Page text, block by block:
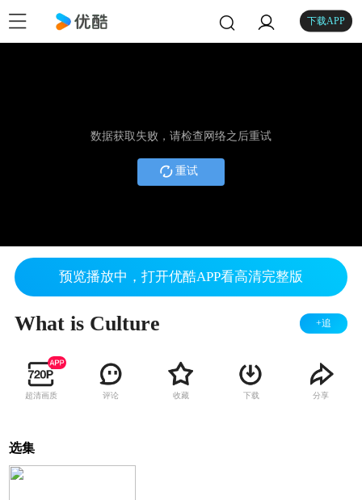
下载APP
数据获取失败，请检查网络之后重试
重试
预览播放中，打开优酷APP看高清完整版
What is Culture +追
超清画质 评论 收藏 下载 分享
选集